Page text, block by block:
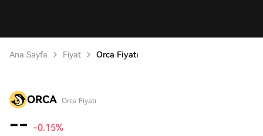
Ana Sayfa Fiyat Orca Fiyatı
ORCA Orca Fiyatı
-- -0.15%